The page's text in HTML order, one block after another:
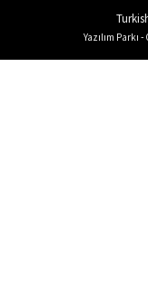
Yazılım Parkı